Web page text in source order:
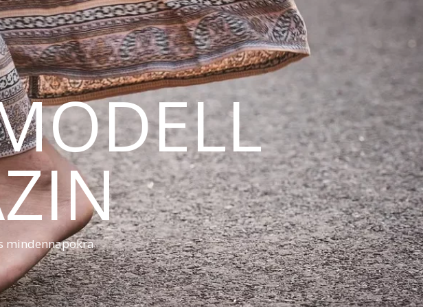
mindennapokra